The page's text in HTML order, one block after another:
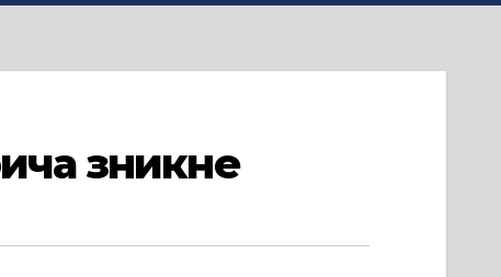
зникне